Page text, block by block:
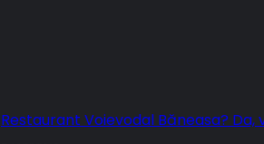
Restaurant Voievodal Băneasa? Da,